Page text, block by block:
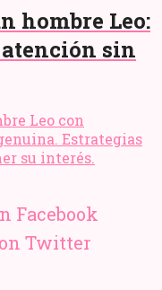
hombre Leo:
sin
Leo con
Estrategias
su interés.